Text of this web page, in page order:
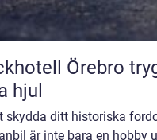
Örebro trygg och smart förvaring av
hjul
skydda ditt historiska
är inte bara en hobby